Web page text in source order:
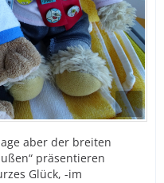
aber der breiten
präsentieren
Glück, -im